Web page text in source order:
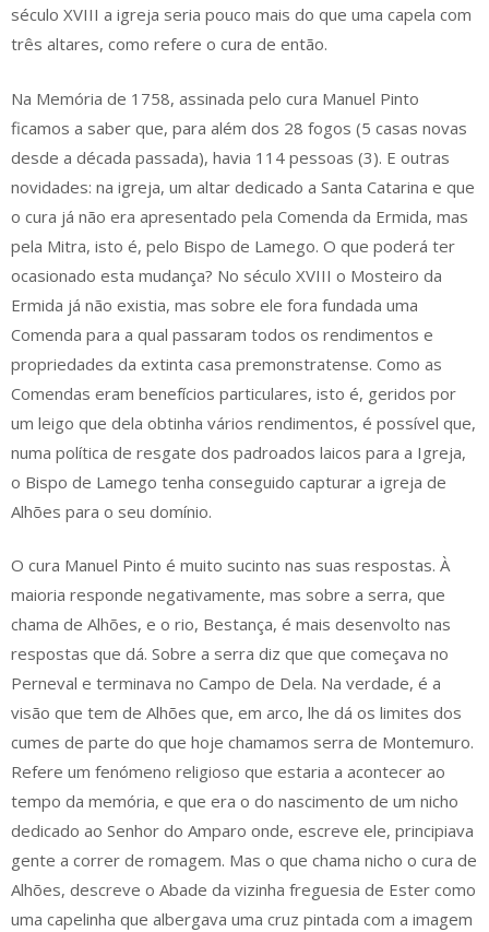
século XVIII a igreja seria pouco mais do que uma capela com
três altares, como refere o cura de então.
Na Memória de 1758, assinada pelo cura Manuel Pinto
ficamos a saber que, para além dos 28 fogos (5 casas novas
desde a década passada), havia 114 pessoas (3). E outras
novidades: na igreja, um altar dedicado a Santa Catarina e que
o cura já não era apresentado pela Comenda da Ermida, mas
pela Mitra, isto é, pelo Bispo de Lamego. O que poderá ter
ocasionado esta mudança? No século XVIII o Mosteiro da
Ermida já não existia, mas sobre ele fora fundada uma
Comenda para a qual passaram todos os rendimentos e
propriedades da extinta casa premonstratense. Como as
Comendas eram benefícios particulares, isto é, geridos por
um leigo que dela obtinha vários rendimentos, é possível que,
numa política de resgate dos padroados laicos para a Igreja,
o Bispo de Lamego tenha conseguido capturar a igreja de
Alhões para o seu domínio.
O cura Manuel Pinto é muito sucinto nas suas respostas. À
maioria responde negativamente, mas sobre a serra, que
chama de Alhões, e o rio, Bestança, é mais desenvolto nas
respostas que dá. Sobre a serra diz que que começava no
Perneval e terminava no Campo de Dela. Na verdade, é a
visão que tem de Alhões que, em arco, lhe dá os limites dos
cumes de parte do que hoje chamamos serra de Montemuro.
Refere um fenómeno religioso que estaria a acontecer ao
tempo da memória, e que era o do nascimento de um nicho
dedicado ao Senhor do Amparo onde, escreve ele, principiava
gente a correr de romagem. Mas o que chama nicho o cura de
Alhões, descreve o Abade da vizinha freguesia de Ester como
uma capelinha que albergava uma cruz pintada com a imagem